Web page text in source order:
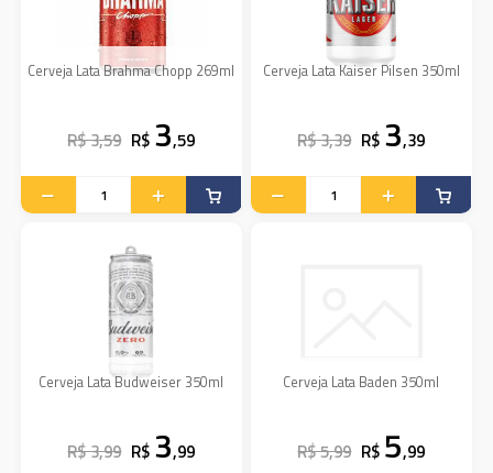
Cerveja Lata Brahma Chopp 269ml
R$ 3,59 R$ 3,59
Cerveja Lata Kaiser Pilsen 350ml
R$ 3,39 R$ 3,39
Cerveja Lata Budweiser 350ml
R$ 3,99 R$ 3,99
Cerveja Lata Baden 350ml
R$ 5,99 R$ 5,99